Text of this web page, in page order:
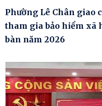
Phường Lê Chân giao
tham gia bảo hiểm xã
bàn năm 2026